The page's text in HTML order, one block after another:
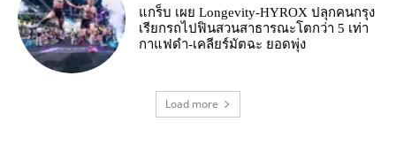
แกร็บ เผย Longevity-HYROX ปลุกคนกรุง
เรียกรถไปฟินสวนสาธารณะโตกว่า 5 เท่า
กาแฟดำ-เคลียร์มัตฉะ ยอดพุ่ง
Load more